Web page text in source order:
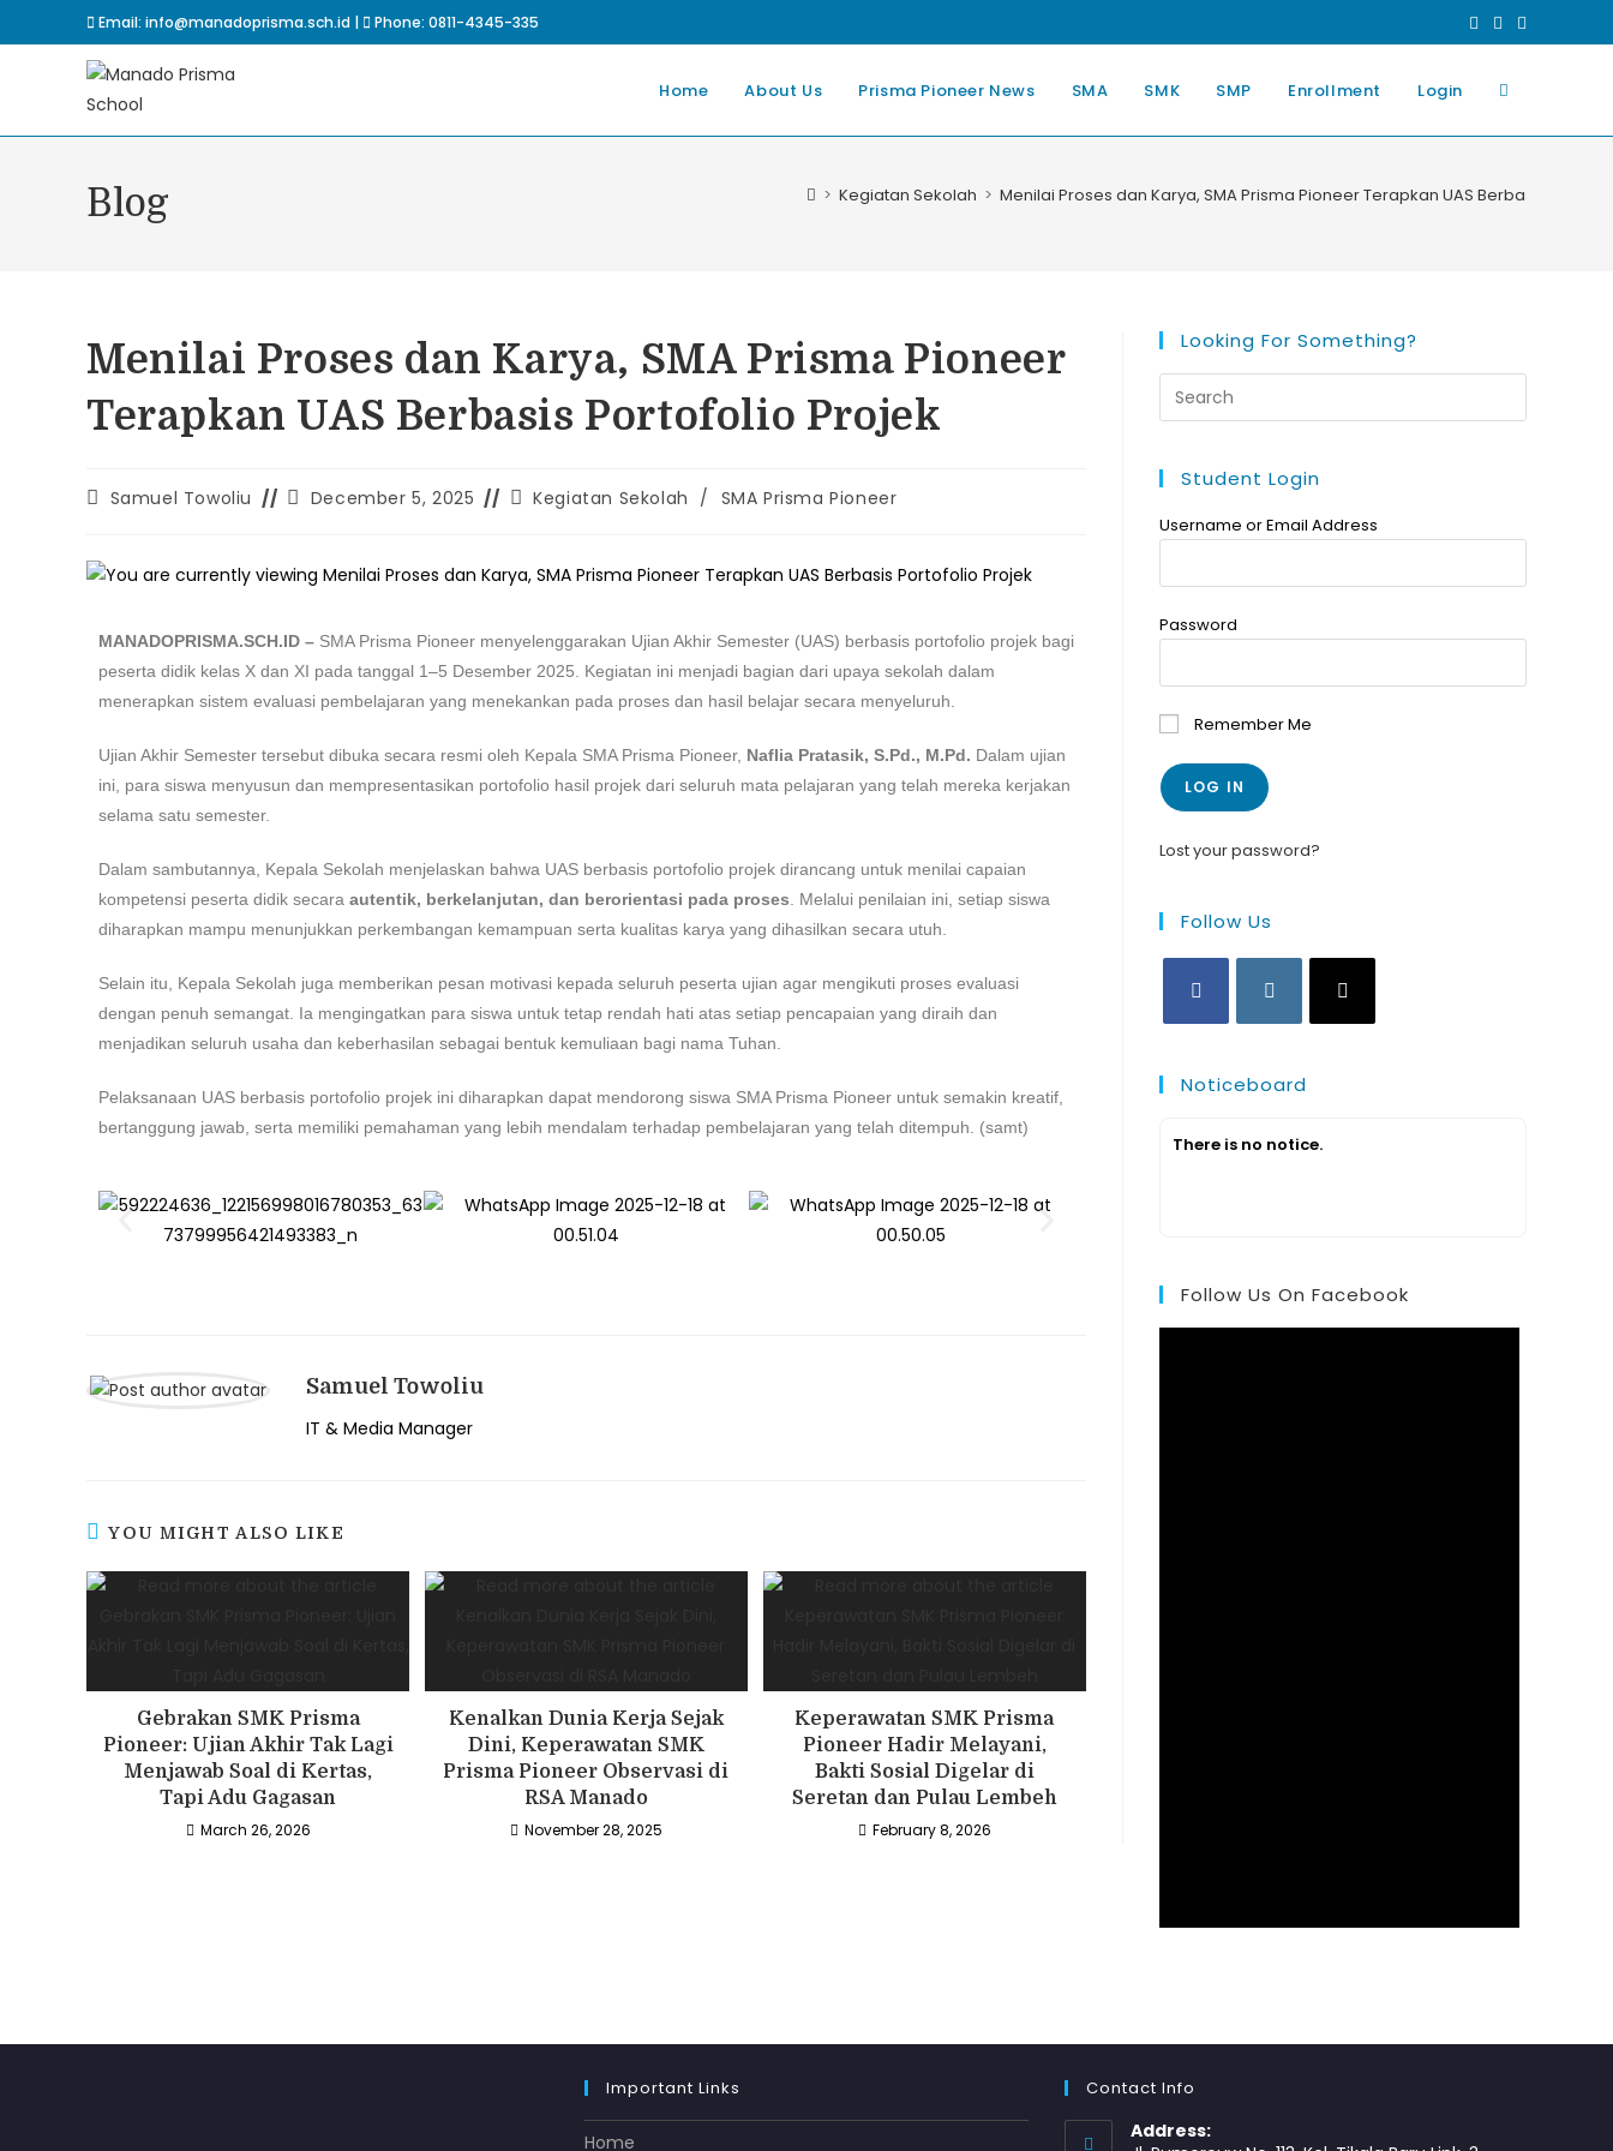
Email: info@manadoprisma.sch.id | Phone: 0811-4345-335
Home About Us Prisma Pioneer News SMA SMK SMP Enrollment Login
Blog > Kegiatan Sekolah > Menilai Proses dan Karya, SMA Prisma Pioneer Terapkan UAS Berbasis
Menilai Proses dan Karya, SMA Prisma Pioneer
Terapkan UAS Berbasis Portofolio Projek
Samuel Towoliu December 5, 2025 Kegiatan Sekolah / SMA Prisma Pioneer
MANADOPRISMA.SCH.ID – SMA Prisma Pioneer menyelenggarakan Ujian Akhir Semester (UAS) berbasis portofolio projek bagi
peserta didik kelas X dan XI pada tanggal 1–5 Desember 2025. Kegiatan ini menjadi bagian dari upaya sekolah dalam
menerapkan sistem evaluasi pembelajaran yang menekankan pada proses dan hasil belajar secara menyeluruh.
Ujian Akhir Semester tersebut dibuka secara resmi oleh Kepala SMA Prisma Pioneer, Naflia Pratasik, S.Pd., M.Pd. Dalam ujian
ini, para siswa menyusun dan mempresentasikan portofolio hasil projek dari seluruh mata pelajaran yang telah mereka kerjakan
selama satu semester.
Dalam sambutannya, Kepala Sekolah menjelaskan bahwa UAS berbasis portofolio projek dirancang untuk menilai capaian
kompetensi peserta didik secara autentik, berkelanjutan, dan berorientasi pada proses . Melalui penilaian ini, setiap siswa
diharapkan mampu menunjukkan perkembangan kemampuan serta kualitas karya yang dihasilkan secara utuh.
Selain itu, Kepala Sekolah juga memberikan pesan motivasi kepada seluruh peserta ujian agar mengikuti proses evaluasi
dengan penuh semangat. Ia mengingatkan para siswa untuk tetap rendah hati atas setiap pencapaian yang diraih dan
menjadikan seluruh usaha dan keberhasilan sebagai bentuk kemuliaan bagi nama Tuhan.
Pelaksanaan UAS berbasis portofolio projek ini diharapkan dapat mendorong siswa SMA Prisma Pioneer untuk semakin kreatif,
bertanggung jawab, serta memiliki pemahaman yang lebih mendalam terhadap pembelajaran yang telah ditempuh. (samt)
Samuel Towoliu
IT & Media Manager
YOU MIGHT ALSO LIKE
Gebrakan SMK Prisma
Pioneer: Ujian Akhir Tak Lagi
Menjawab Soal di Kertas,
Tapi Adu Gagasan
March 26, 2026
Kenalkan Dunia Kerja Sejak
Dini, Keperawatan SMK
Prisma Pioneer Observasi di
RSA Manado
November 28, 2025
Keperawatan SMK Prisma
Pioneer Hadir Melayani,
Bakti Sosial Digelar di
Seretan dan Pulau Lembeh
February 8, 2026
Looking For Something?
Student Login
Username or Email Address
Password
Remember Me
Lost your password?
Follow Us
Noticeboard
There is no notice.
Follow Us On Facebook
Important Links
Home
Contact Info
Address: